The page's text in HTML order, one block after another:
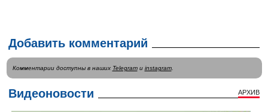
Добавить комментарий
Комментарии доступны в наших Telegramи instagram.
Видеоновости АРХИВ